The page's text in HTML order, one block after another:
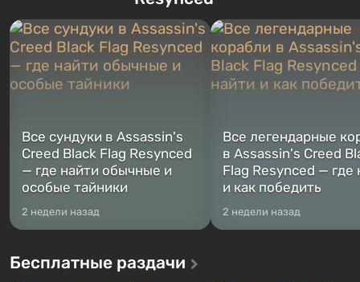
Жанр и...
Место действия Fallout...
Все сундуки в Assassin's
Creed Black Flag Resynced
— где найти обычные и
особые тайники
2 недели назад
Все легендарные
в Assassin's Creed
Flag Resynced — где
и как победить
2 недели назад
Бесплатные раздачи